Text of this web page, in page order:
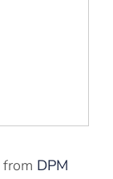
from DPM